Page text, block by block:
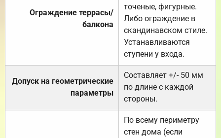
Ограждение террасы/
балкона
точеные, фигурные.
Либо ограждение в
скандинавском стиле.
Устанавливаются
ступени у входа.
Допуск на геометрические
параметры
Составляет +/- 50 мм
по длине с каждой
стороны.
По всему периметру
стен дома (если